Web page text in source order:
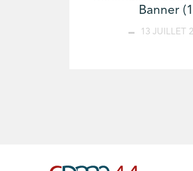
Banner
13 JUILLET